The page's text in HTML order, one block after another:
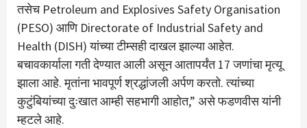
तसेच Petroleum and Explosives Safety Organisation
(PESO) आणि Directorate of Industrial Safety and
Health (DISH) यांच्या टीम्सही दाखल झाल्या आहेत.
बचावकार्याला गती देण्यात आली असून आतापर्यंत 17 जणांचा मृत्यू
झाला आहे. मृतांना भावपूर्ण श्रद्धांजली अर्पण करतो. त्यांच्या
कुटुंबियांच्या दुःखात आम्ही सहभागी आहोत,” असे फडणवीस यांनी
म्हटले आहे.